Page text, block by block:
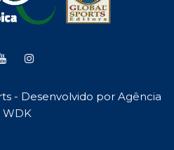
- Desenvolvido por Agência
WDK